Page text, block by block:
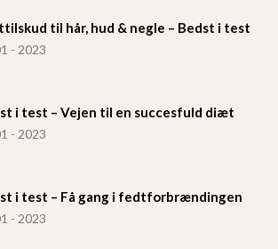
til hår, hud & negle – Bedst i test
- 2023
i test – Vejen til en succesfuld diæt
- 2023
i test – Få gang i fedtforbrændingen
- 2023